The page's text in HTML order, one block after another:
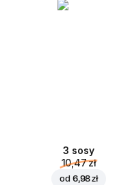
3 sosy
10,47 zł
od 6,98 zł